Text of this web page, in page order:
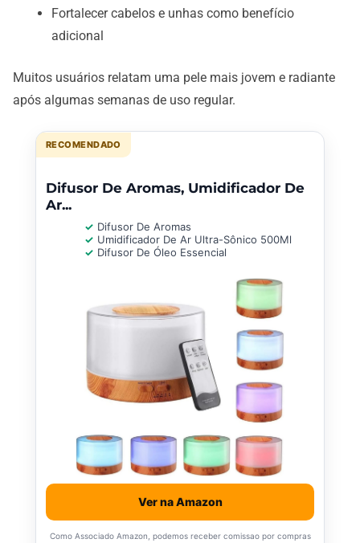
Fortalecer cabelos e unhas como benefício
adicional
Muitos usuários relatam uma pele mais jovem e radiante
após algumas semanas de uso regular.
RECOMENDADO
Difusor De Aromas, Umidificador De
Ar...
Difusor De Aromas
Umidificador De Ar Ultra-Sônico 500Ml
Difusor De Óleo Essencial
Ver na Amazon
Como Associado Amazon, podemos receber comissao por compras